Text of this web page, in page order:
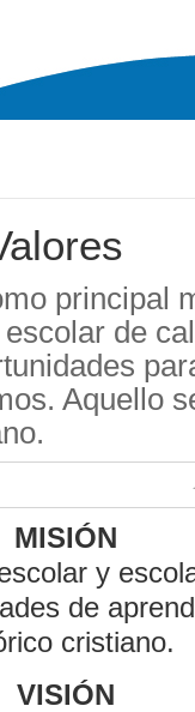
principal
de
Aquello
MISIÓN
y
de
cristiano.
VISIÓN